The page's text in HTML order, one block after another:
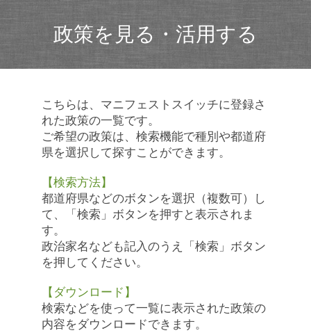
政策を見る・活用する
こちらは、マニフェストスイッチに登録さ
れた政策の一覧です。
ご希望の政策は、検索機能で種別や都道府
県を選択して探すことができます。
【検索方法】
都道府県などのボタンを選択（複数可）し
て、「検索」ボタンを押すと表示されま
す。
政治家名なども記入のうえ「検索」ボタン
を押してください。
【ダウンロード】
検索などを使って一覧に表示された政策の
内容をダウンロードできます。